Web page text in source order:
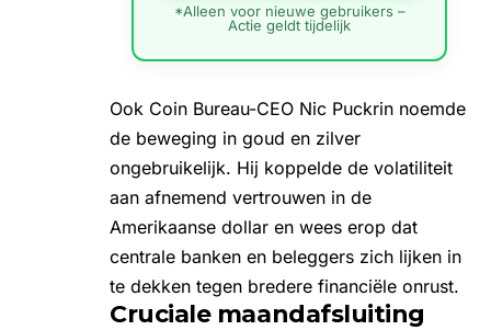
*Alleen voor nieuwe gebruikers –
Actie geldt tijdelijk
Ook Coin Bureau-CEO Nic Puckrin noemde
de beweging in goud en zilver
ongebruikelijk. Hij koppelde de volatiliteit
aan afnemend vertrouwen in de
Amerikaanse dollar en wees erop dat
centrale banken en beleggers zich lijken in
te dekken tegen bredere financiële onrust.
Cruciale maandafsluiting